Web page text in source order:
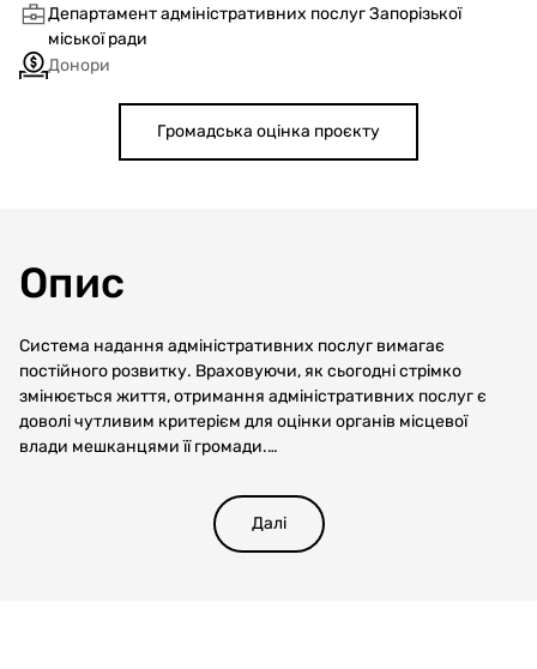
Департамент адміністративних послуг Запорізької
міської ради
Донори
Громадська оцінка проєкту
Опис
Система надання адміністративних послуг вимагає
постійного розвитку. Враховуючи, як сьогодні стрімко
змінюється життя, отримання адміністративних послуг є
доволі чутливим критерієм для оцінки органів місцевої
влади мешканцями її громади.
пересічні громадяни, підприємці міста, юридичні особи, а і
громадяни, які під час воєнного стану в Україні отримали
статус ВПО, ветерани війни, учасники бойових дій та інші
Далі